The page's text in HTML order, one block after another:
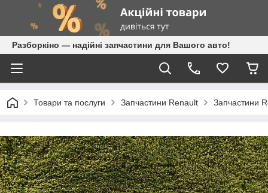
Разборкіно — надійні запчастини для Вашого авто!
Товари та послуги Запчастини Renault Запчастини